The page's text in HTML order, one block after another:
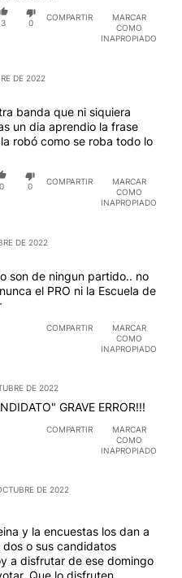
3 0
COMPARTIR
MARCAR
COMO
INAPROPIADO
DE 2022
banda que ni siquiera
un dia aprendio la frase
robó como se roba todo lo
0 0
COMPARTIR
MARCAR
COMO
INAPROPIADO
DE 2022
son de ningun partido.. no
el PRO ni la Escuela de
COMPARTIR
MARCAR
COMO
INAPROPIADO
DE 2022
GRAVE ERROR!!!
COMPARTIR
MARCAR
COMO
INAPROPIADO
DE 2022
y la encuestas los dan a
o sus candidatos
a disfrutar de ese domingo
Que lo disfruten.